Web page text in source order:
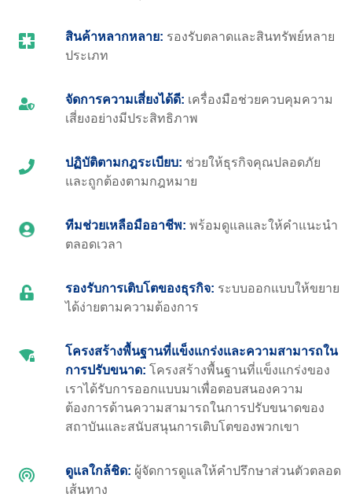
สินค้าหลากหลาย: รองรับตลาดและสินทรัพย์หลาย
ประเภท
จัดการความเสี่ยงได้ดี: เครื่องมือช่วยควบคุมความ
เสี่ยงอย่างมีประสิทธิภาพ
ปฏิบัติตามกฎระเบียบ: ช่วยให้ธุรกิจคุณปลอดภัย
และถูกต้องตามกฎหมาย
ทีมช่วยเหลือมืออาชีพ: พร้อมดูแลและให้คำแนะนำ
ตลอดเวลา
รองรับการเติบโตของธุรกิจ: ระบบออกแบบให้ขยาย
ได้ง่ายตามความต้องการ
โครงสร้างพื้นฐานที่แข็งแกร่งและความสามารถใน
การปรับขนาด: โครงสร้างพื้นฐานที่แข็งแกร่งของ
เราได้รับการออกแบบมาเพื่อตอบสนองความ
ต้องการด้านความสามารถในการปรับขนาดของ
สถาบันและสนับสนุนการเติบโตของพวกเขา
ดูแลใกล้ชิด: ผู้จัดการดูแลให้คำปรึกษาส่วนตัวตลอด
เส้นทาง